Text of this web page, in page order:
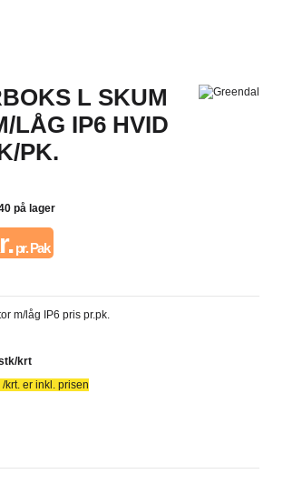
L SKUM
LÅG IP6 HVID
PK.
på lager
pr. Pak
m/låg IP6 pris pr.pk.
krt
krt. er inkl. prisen